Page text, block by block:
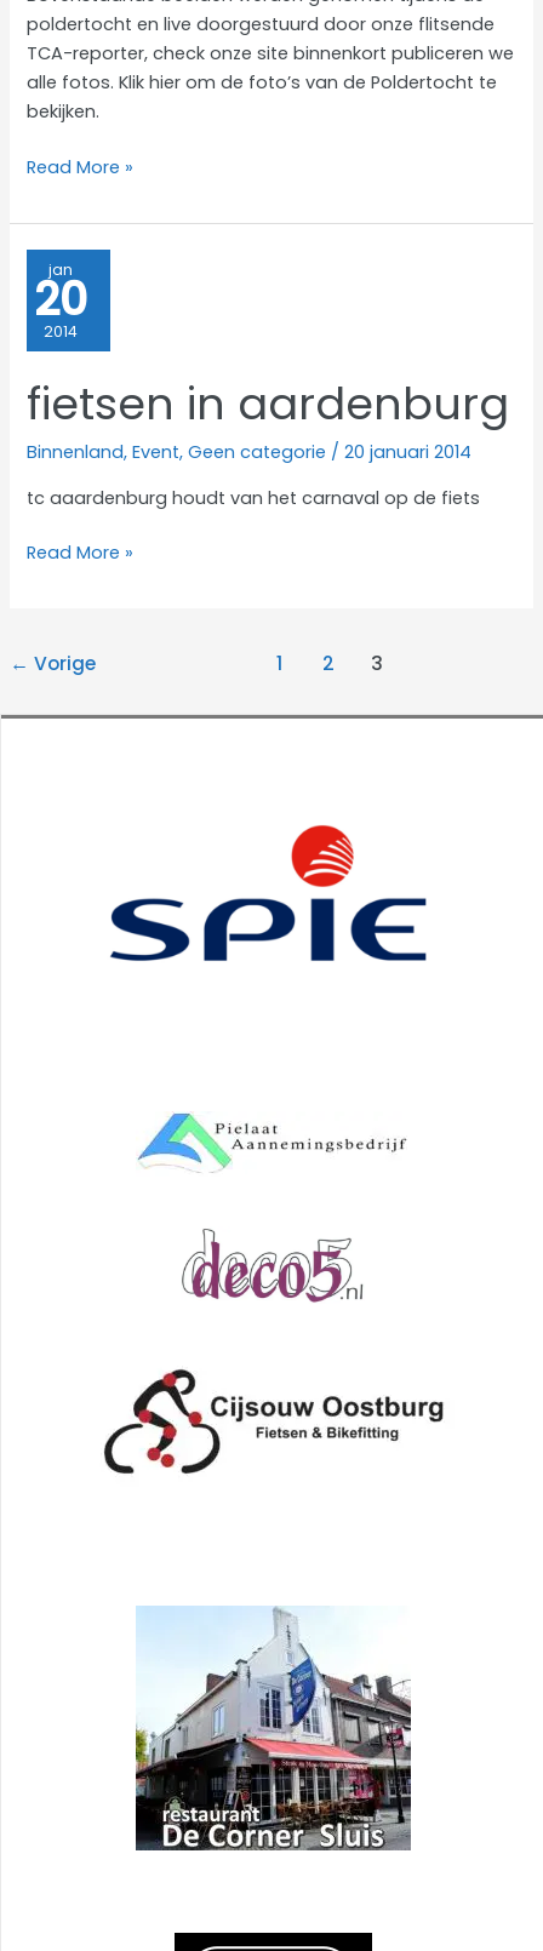
poldertocht en live doorgestuurd door onze flitsende
TCA-reporter, check onze site binnenkort publiceren we
alle fotos. Klik hier om de foto’s van de Poldertocht te
bekijken.
Eerste
poldertocht
Read More »
jan
20
2014
fietsen in aardenburg
Binnenland,Event,Geen categorie /20 januari 2014
tc aaardenburg houdt van het carnaval op de fiets
fietsen
Read More »
← Vorige 1 2 3